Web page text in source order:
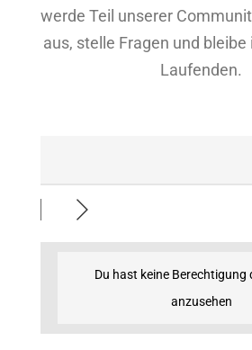
werde Teil unserer
aus, stelle Fragen und
Laufenden.
Du hast keine Berechtigung
anzusehen